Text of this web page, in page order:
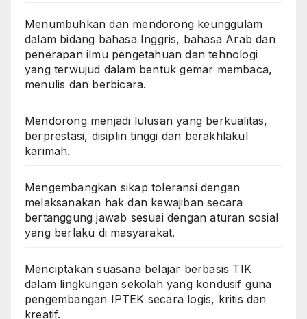
Menumbuhkan dan mendorong keunggulam
dalam bidang bahasa Inggris, bahasa Arab dan
penerapan ilmu pengetahuan dan tehnologi
yang terwujud dalam bentuk gemar membaca,
menulis dan berbicara.
Mendorong menjadi lulusan yang berkualitas,
berprestasi, disiplin tinggi dan berakhlakul
karimah.
Mengembangkan sikap toleransi dengan
melaksanakan hak dan kewajiban secara
bertanggung jawab sesuai dengan aturan sosial
yang berlaku di masyarakat.
Menciptakan suasana belajar berbasis TIK
dalam lingkungan sekolah yang kondusif guna
pengembangan IPTEK secara logis, kritis dan
kreatif.